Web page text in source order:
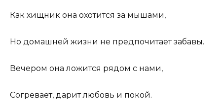
Как хищник она охотится за мышами,
Но домашней жизни не предпочитает забавы.
Вечером она ложится рядом с нами,
Согревает, дарит любовь и покой.